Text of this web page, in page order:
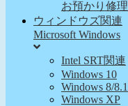
お預かり修
ウィンドウズ関連
Microsoft Windows
Intel SRT関連
Windows 10
Windows 8/8.1
Windows XP